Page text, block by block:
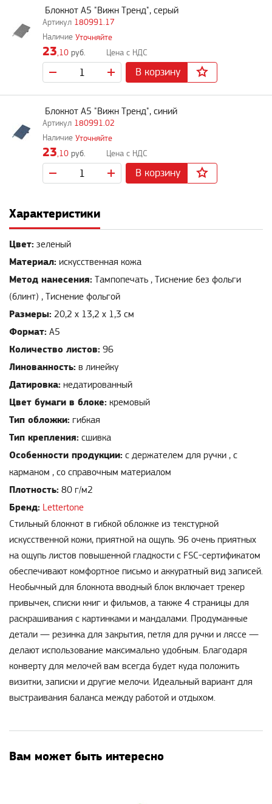
180991.17
Блокнот A5 "Вижн Тренд", серый
Уточняйте
23,10 руб.
В корзину
180991.02
Блокнот A5 "Вижн Тренд", синий
Уточняйте
23,10 руб.
В корзину
Характеристики
Цвет: зеленый
Материал: искусственная кожа
Метод нанесения:
(блинт) , Тиснение фольгой
Размеры: 20,2 х 13,2 х 1,3 см
Формат: А5
Количество листов: 96
Линованность: в линейку
Датировка: недатированный
Цвет бумаги в блоке: кремовый
Тип обложки: гибкая
Тип крепления: сшивка
Особенности продукции:
карманом , со справочным материалом
Плотность: 80 г/м2
Бренд: Lettertone
Стильный блокнот в гибкой обложке из текстурной
искусственной кожи, приятной на ощупь. 96 очень приятных
на ощупь листов повышенной гладкости с FSC-сертификатом
обеспечивают комфортное письмо и аккуратный вид записей.
Необычный для блокнота вводный блок включает трекер
привычек, списки книг и фильмов, а также 4 страницы для
раскрашивания с картинками и мандалами. Продуманные
детали — резинка для закрытия, петля для ручки и ляссе —
делают использование максимально удобным. Благодаря
конверту для мелочей вам всегда будет куда положить
визитки, записки и другие мелочи. Идеальный вариант для
выстраивания баланса между работой и отдыхом.
Вам может быть интересно